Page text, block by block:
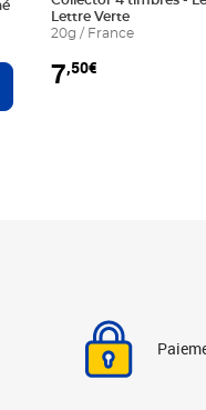
au panier
Lettre Verte
20g / France
7,50€